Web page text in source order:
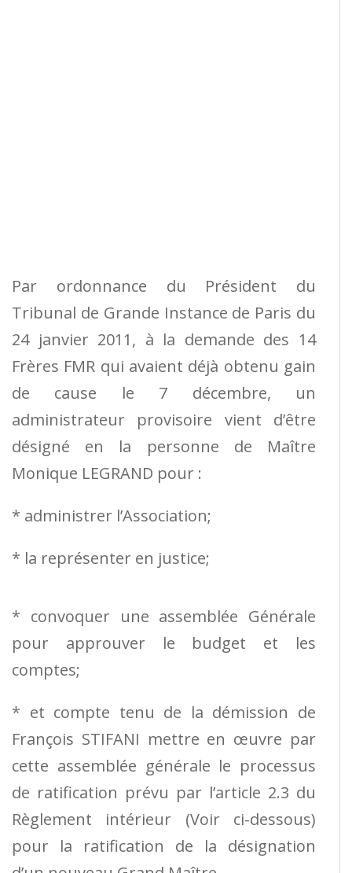
Par ordonnance du Président du
Tribunal de Grande Instance de Paris du
24 janvier 2011, à la demande des 14
Frères FMR qui avaient déjà obtenu gain
de cause le 7 décembre, un
administrateur provisoire vient d’être
désigné en la personne de Maître
Monique LEGRAND pour :
* administrer l’Association;
* la représenter en justice;
* convoquer une assemblée Générale
pour approuver le budget et les
comptes;
* et compte tenu de la démission de
François STIFANI mettre en œuvre par
cette assemblée générale le processus
de ratification prévu par l’article 2.3 du
Règlement intérieur (Voir ci-dessous)
pour la ratification de la désignation